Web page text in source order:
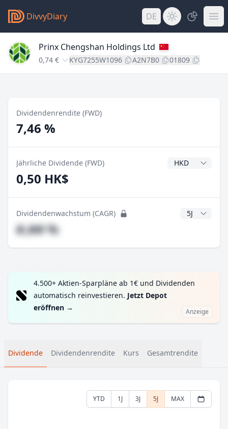
DivvyDiary DE
Prinx Chengshan Holdings Ltd
0,74 € KYG7255W1096 A2N7B0 01809
Dividendenrendite (FWD)
7,46 %
Jährliche Dividende (FWD)
0,50 HK$
Dividendenwachstum (CAGR) CAGR Jahre
#,## %
4.500+ Aktien-Sparpläne ab 1€ und Dividenden
automatisch reinvestieren. Jetzt Depot
eröffnen → Anzeige
Dividende Dividendenrendite Kurs Gesamtrendite
YTD 1J 3J 5J MAX